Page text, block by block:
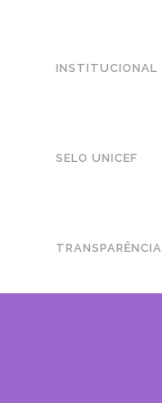
INSTITUCIONAL
SELO UNICEF
TRANSPARÊNCIA